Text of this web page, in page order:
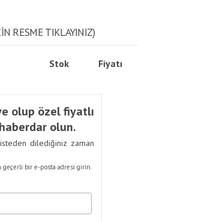
RESME TIKLAYINIZ)
Stok Fiyatı
olup özel fiyatlı
olun.
dilediğiniz zaman
geçerli bir e-posta adresi girin.